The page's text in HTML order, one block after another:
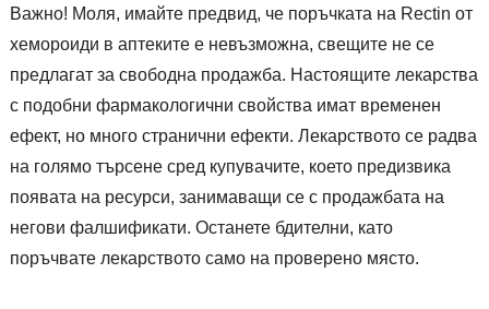
Важно! Моля, имайте предвид, че поръчката на Rectin от
хемороиди в аптеките е невъзможна, свещите не се
предлагат за свободна продажба. Настоящите лекарства
с подобни фармакологични свойства имат временен
ефект, но много странични ефекти. Лекарството се радва
на голямо търсене сред купувачите, което предизвика
появата на ресурси, занимаващи се с продажбата на
негови фалшификати. Останете бдителни, като
поръчвате лекарството само на проверено място.